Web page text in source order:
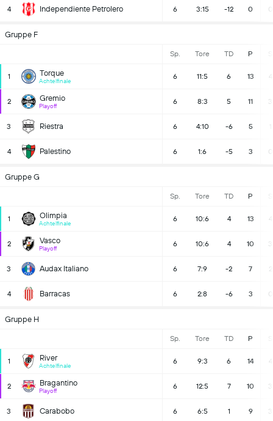
4 Independiente Petrolero 6 3:15 -12 0 0
Gruppe F
Sp. Tore TD P
1 Torque
Achtelfinale
6 11:5 6 13 4
2 Gremio
Playoff
6 8:3 5 11 3
3 Riestra 6 4:10 -6 5
4 Palestino 6 1:6 -5 3 0
Gruppe G
Sp. Tore TD P
1 Olimpia
Achtelfinale
6 10:6 4 13 4
2 Vasco
Playoff
6 10:6 4 10 3
3 Audax Italiano 6 7:9 -2 7 2
4 Barracas 6 2:8 -6 3 0
Gruppe H
Sp. Tore TD P
1 River
Achtelfinale
6 9:3 6 14 4
2 Bragantino
Playoff
6 12:5 7 10 3
3 Carabobo 6 6:5 1 9 3